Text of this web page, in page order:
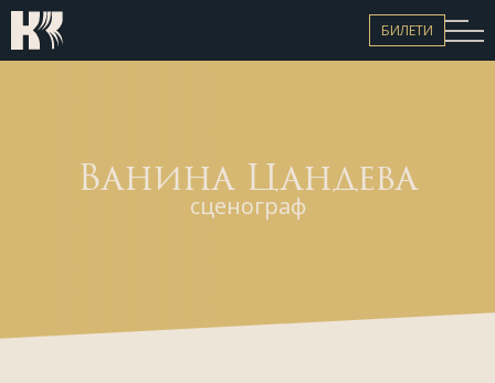
БИЛЕТИ
КОНТАКТИ
Билети
Ванина Цандева
сценограф